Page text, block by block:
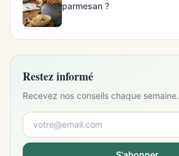
parmesan ?
Restez informé
Recevez nos conseils chaque semaine.